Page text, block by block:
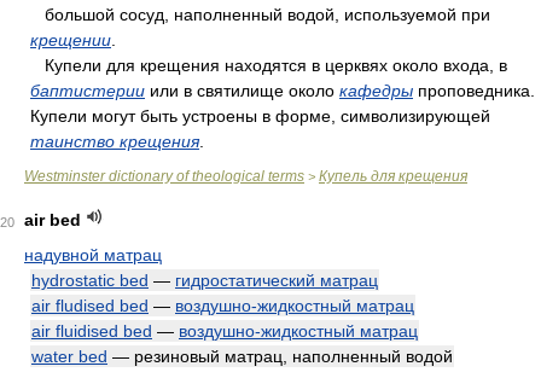
большой сосуд, наполненный водой, используемой при
крещении
Купели для крещения находятся в церквях около входа, в
баптистерии или в святилище около кафедры проповедника.
Купели могут быть устроены в форме, символизирующей
таинство крещения.
Westminster dictionary of theological terms > Купель для крещения
20
air bed
надувной матрац
hydrostatic bed — гидростатический матрац
air fludised bed — воздушно-жидкостный матрац
air fluidised bed — воздушно-жидкостный матрац
water bed — резиновый матрац, наполненный водой